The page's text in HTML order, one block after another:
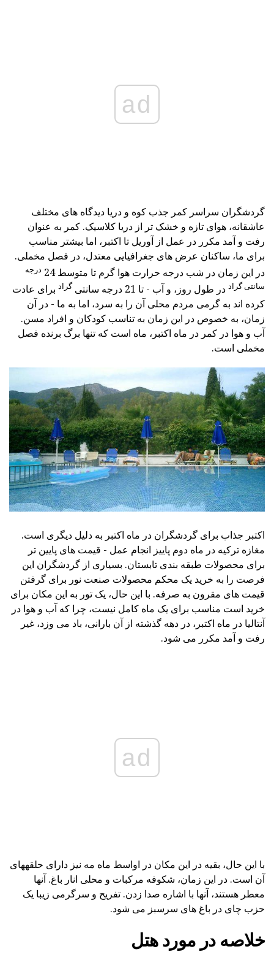
ad
گردشگران سراسر کمر جذب کوه و دریا دیدگاه های مختلف
عاشقانه، هوای تازه و خشک تر از دریا کلاسیک. کمر به عنوان
رفت و آمد مکرر در عمل از آوریل تا اکتبر، اما بیشتر مناسب
برای ما، ساکنان عرض های جغرافیایی معتدل، در فصل مخملی.
در این زمان در شب درجه حرارت هوا گرم تا متوسط 24
درجه
سانتی گراد در طول روز، و آب - تا 21 درجه سانتی گراد برای عادت
کرده اند به گرمی مردم محلی آن را به سرد، اما به ما - در آن
زمان، به خصوص در این زمان به تناسب کودکان و افراد مسن.
آب و هوا در کمر در ماه اکتبر، ماه است که تنها برگ برنده فصل
مخملی است.
اکتبر جذاب برای گردشگران در ماه اکتبر به دلیل دیگری است.
مغازه ترکیه در ماه دوم پاییز انجام عمل - قیمت های پایین تر
برای محصولات طبقه بندی تابستان. بسیاری از گردشگران این
فرصت را به خرید یک محکم محصولات صنعت نور برای گرفتن
قیمت های مقرون به صرفه. با این حال، یک تور به این مکان برای
خرید است مناسب برای یک ماه کامل نیست، چرا که آب و هوا در
آنتالیا در ماه اکتبر، در دهه گذشته از آن بارانی، باد می وزد، غیر
رفت و آمد مکرر می شود.
ad
با این حال، بقیه در این مکان در اواسط ماه مه نیز دارای حلقههای
آن است. در این زمان، شکوفه مرکبات و محلی انار باغ. آنها
معطر هستند، آنها با اشاره صدا زدن. تفریح و سرگرمی زیبا یک
حزب چای در باغ های سرسبز می شود.
خلاصه در مورد هتل